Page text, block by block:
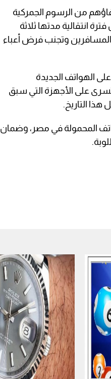
من الرسوم الجمركية
انتقالية مدتها ثلاثة
وتجنب فرض أعباء
الهواتف الجديدة
بعد الأول من يناير 2025، بينما لن تسرى على الأجهزة التي سبق
التاريخ.
المحمولة في مصر، وضمان